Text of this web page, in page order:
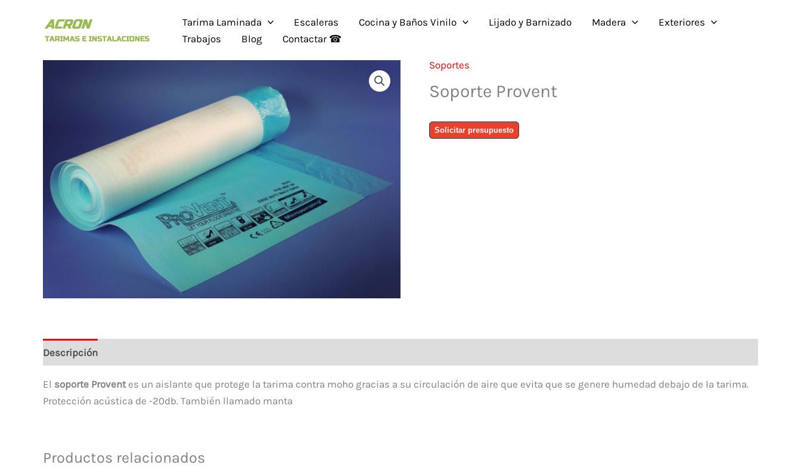
Tarima Laminada Escaleras Cocina y Baños Vinilo Lijado y Barnizado Madera
Exteriores
Trabajos
Blog Contactar ☎
Soportes
Soporte Provent
Soporte
Provent
Solicitar presupuesto
Descripción
El soporte Proventes un aislante que protege la tarima contra moho gracias a su circulación de aire que evita que se genere humedad debajo de la tarima.
Protección acústica de -20db. También llamado manta
Productos relacionados